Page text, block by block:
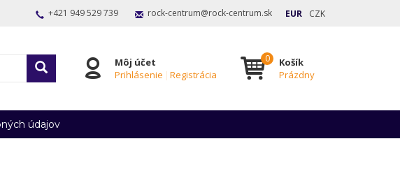
+421 949 529 739 rock-centrum@rock-centrum.sk EUR CZK
Môj účet
Prihlásenie | Registrácia
Košík
Prázdny
údajov